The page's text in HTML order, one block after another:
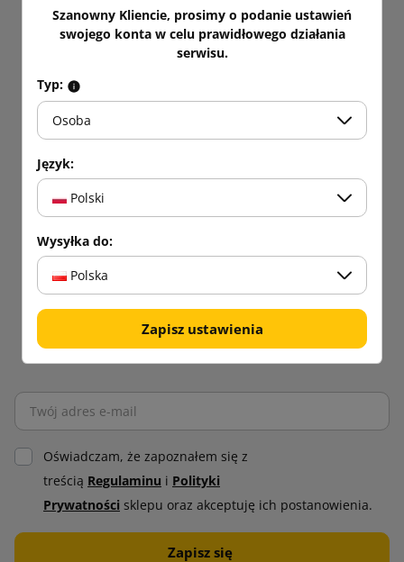
Otrzymuj informacje o nowościach i promocjach.
5% rabatu
Bądź zawsze na bieżąco!
Oświadczam, że zapoznałem się z
treścią Regulaminu i Polityki
Prywatności sklepu oraz akceptuję ich postanowienia.
Szanowny Kliencie, prosimy o podanie ustawień
swojego konta w celu prawidłowego działania
serwisu.
Typ:
Osoba
Język:
Polski
Wysyłka do:
Polska
Zapisz ustawienia